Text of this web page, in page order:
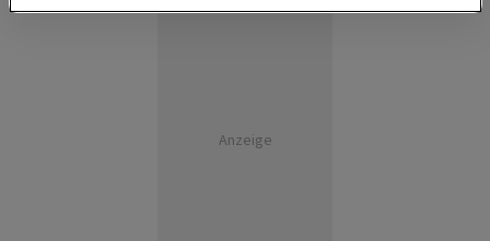
Anzeige